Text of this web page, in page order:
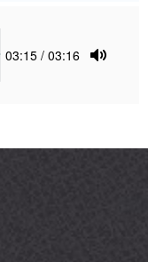
Current
03:15 / 03:16